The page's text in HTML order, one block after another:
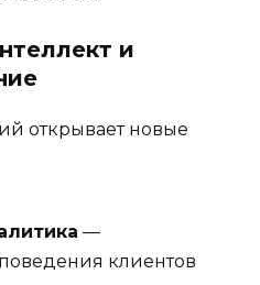
и
открывает новые
—
клиентов